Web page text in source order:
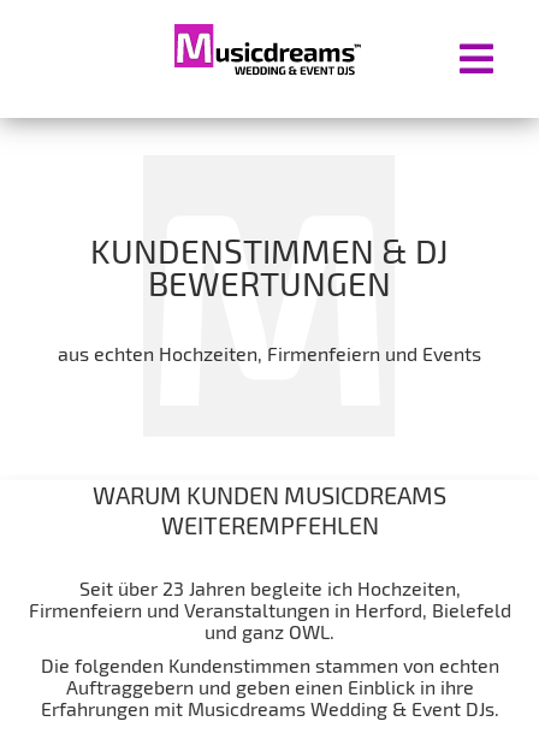
KUNDENSTIMMEN & DJ
BEWERTUNGEN
aus echten Hochzeiten, Firmenfeiern und Events
WARUM KUNDEN MUSICDREAMS
WEITEREMPFEHLEN
Seit über 23 Jahren begleite ich Hochzeiten,
Firmenfeiern und Veranstaltungen in Herford, Bielefeld
und ganz OWL.
Die folgenden Kundenstimmen stammen von echten
Auftraggebern und geben einen Einblick in ihre
Erfahrungen mit Musicdreams Wedding & Event DJs.